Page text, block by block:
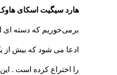
هارد سیگیت اسکای
برمی‌خوریم که دسته ای